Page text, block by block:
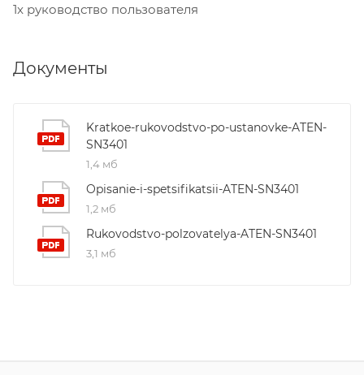
1x руководство пользователя
Документы
Kratkoe-rukovodstvo-po-ustanovke-ATEN-
SN3401
1,4 мб
Opisanie-i-spetsifikatsii-ATEN-SN3401
1,2 мб
Rukovodstvo-polzovatelya-ATEN-SN3401
3,1 мб